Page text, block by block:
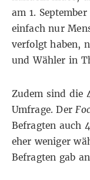
am 1.
einfach nur
verfolgt haben,
und Wähler in
Zudem sind die
Umfrage. Der
Befragten auch
eher weniger
Befragten gab